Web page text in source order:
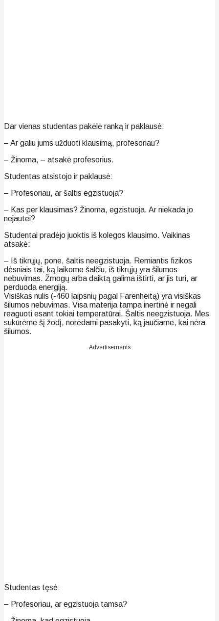
Dar vienas studentas pakėlė ranką ir paklausė:
– Ar galiu jums užduoti klausimą, profesoriau?
– Žinoma, – atsakė profesorius.
Studentas atsistojo ir paklausė:
– Profesoriau, ar šaltis egzistuoja?
– Kas per klausimas? Žinoma, egzistuoja. Ar niekada jo
nejautei?
Studentai pradėjo juoktis iš kolegos klausimo. Vaikinas
atsakė:
– Iš tikrųjų, pone, šaltis neegzistuoja. Remiantis fizikos
dėsniais tai, ką laikome šalčiu, iš tikrųjų yra šilumos
nebuvimas. Žmogų arba daiktą galima ištirti, ar jis turi, ar
perduoda energiją.
Visiškas nulis (-460 laipsnių pagal Farenheitą) yra visiškas
šilumos nebuvimas. Visa materija tampa inertinė ir negali
reaguoti esant tokiai temperatūrai. Šaltis neegzistuoja. Mes
sukūrėme šį žodį, norėdami pasakyti, ką jaučiame, kai nėra
šilumos.
Advertisements
Studentas tęsė:
– Profesoriau, ar egzistuoja tamsa?